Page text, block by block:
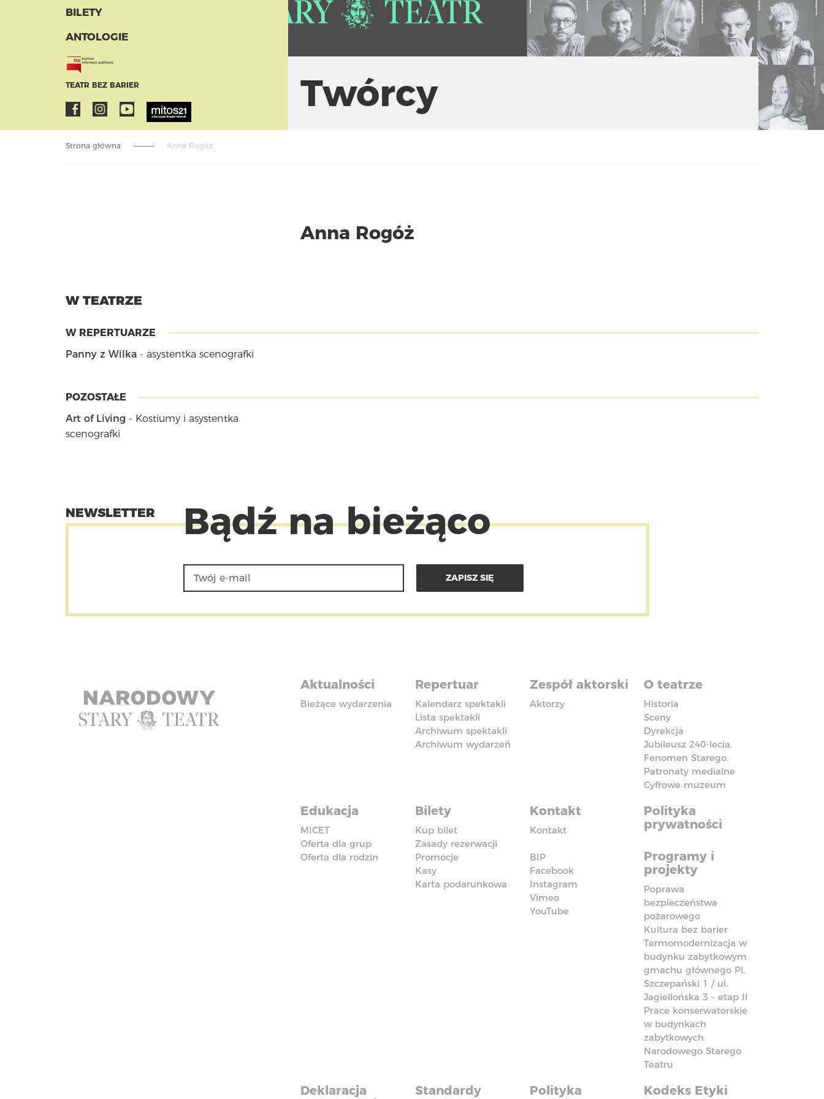
BILETY
ANTOLOGIE
TEATR BEZ BARIER Twórcy
Strona główna Anna Rogóż
Anna Rogóż
W TEATRZE
W REPERTUARZE
Panny z Wilka - asystentka scenografki
POZOSTAŁE
Art of Living - Kostiumy i asystentka
scenografki
NEWSLETTER Bądź na bieżąco
Aktualności
Bieżące wydarzenia
Repertuar
Kalendarz spektakli
Lista spektakli
Archiwum spektakli
Archiwum wydarzeń
Zespół aktorski
Aktorzy
O teatrze
Historia
Sceny
Dyrekcja
Jubileusz 240-lecia.
Fenomen Starego.
Patronaty medialne
Cyfrowe muzeum
Edukacja
MICET
Oferta dla grup
Oferta dla rodzin
Bilety
Kup bilet
Zasady rezerwacji
Promocje
Kasy
Karta podarunkowa
Kontakt
Kontakt
BIP
Facebook
Instagram
Vimeo
YouTube
Polityka
prywatności
Programy i
projekty
Poprawa
bezpieczeństwa
pożarowego
Kultura bez barier
Termomodernizacja w
budynku zabytkowym
gmachu głównego Pl.
Szczepański 1 / ul.
Jagiellońska 3 – etap II
Prace konserwatorskie
w budynkach
zabytkowych
Narodowego Starego
Teatru
Deklaracja
Standardy
Polityka
Kodeks Etyki